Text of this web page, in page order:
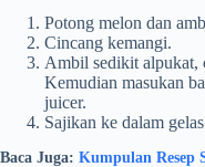
Potong melon dan
Cincang kemangi.
Ambil sedikit alpukat,
Kemudian masukan
juicer.
Sajikan ke dalam gelas
Baca Juga: Kumpulan Resep